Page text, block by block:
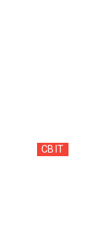
СВІТ